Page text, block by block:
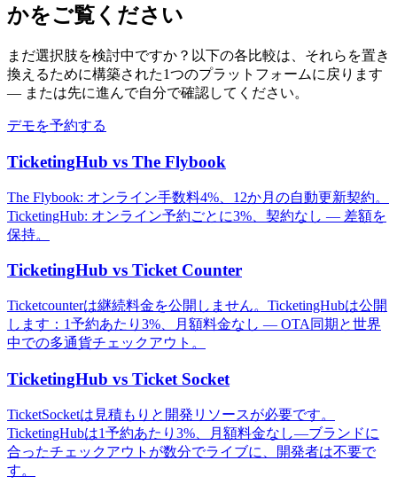
かをご覧ください
まだ選択肢を検討中ですか？以下の各比較は、それらを置き
換えるために構築された1つのプラットフォームに戻ります
— または先に進んで自分で確認してください。
デモを予約する
TicketingHub vs The Flybook
The Flybook: オンライン手数料4%、12か月の自動更新契約。
TicketingHub: オンライン予約ごとに3%、契約なし — 差額を
保持。
TicketingHub vs Ticket Counter
Ticketcounterは継続料金を公開しません。TicketingHubは公開
します：1予約あたり3%、月額料金なし — OTA同期と世界
中での多通貨チェックアウト。
TicketingHub vs Ticket Socket
TicketSocketは見積もりと開発リソースが必要です。
TicketingHubは1予約あたり3%、月額料金なし—ブランドに
合ったチェックアウトが数分でライブに、開発者は不要で
す。